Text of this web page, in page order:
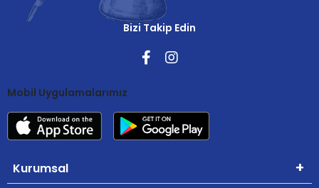
Bizi Takip Edin
Mobil Uygulamalarımız
Kurumsal